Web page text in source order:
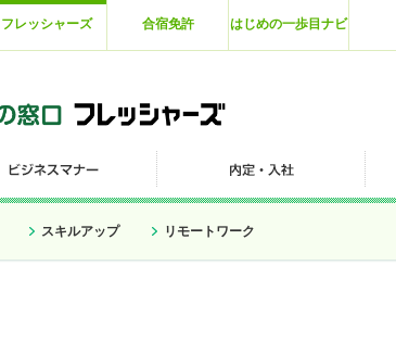
フレッシャーズ 合宿免許 はじめの一歩目ナビ
スキルアップ リモートワーク